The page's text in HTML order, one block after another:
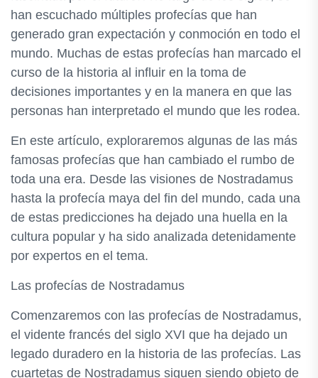
han escuchado múltiples profecías que han
generado gran expectación y conmoción en todo el
mundo. Muchas de estas profecías han marcado el
curso de la historia al influir en la toma de
decisiones importantes y en la manera en que las
personas han interpretado el mundo que les rodea.
En este artículo, exploraremos algunas de las más
famosas profecías que han cambiado el rumbo de
toda una era. Desde las visiones de Nostradamus
hasta la profecía maya del fin del mundo, cada una
de estas predicciones ha dejado una huella en la
cultura popular y ha sido analizada detenidamente
por expertos en el tema.
Las profecías de Nostradamus
Comenzaremos con las profecías de Nostradamus,
el vidente francés del siglo XVI que ha dejado un
legado duradero en la historia de las profecías. Las
cuartetas de Nostradamus siguen siendo objeto de